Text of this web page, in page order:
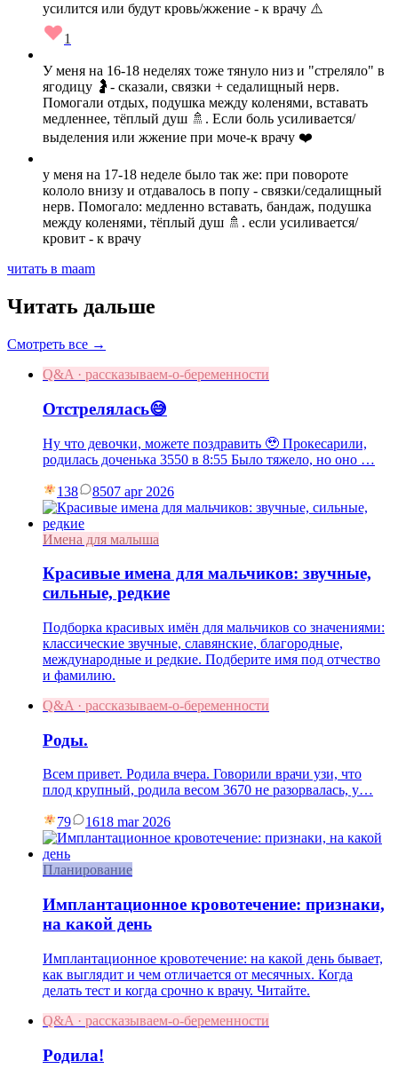
усилится или будут кровь/жжение - к врачу ⚠️
1
У меня на 16-18 неделях тоже тянуло низ и "стреляло" в
ягодицу 🤰- сказали, связки + седалищный нерв.
Помогали отдых, подушка между коленями, вставать
медленнее, тёплый душ 🚿. Если боль усиливается/
выделения или жжение при моче-к врачу ❤️
у меня на 17-18 неделе было так же: при повороте
кололо внизу и отдавалось в попу - связки/седалищный
нерв. Помогало: медленно вставать, бандаж, подушка
между коленями, тёплый душ 🚿. если усиливается/
кровит - к врачу
читать в maam
Читать дальше
Смотреть все →
Q&A · рассказываем-о-беременности
Отстрелялась😅
Ну что девочки, можете поздравить 🥹 Прокесарили,
родилась доченька 3550 в 8:55 Было тяжело, но оно …
138 8507 apr 2026
Имена для малыша
Красивые имена для мальчиков: звучные,
сильные, редкие
Подборка красивых имён для мальчиков со значениями:
классические звучные, славянские, благородные,
международные и редкие. Подберите имя под отчество
и фамилию.
Q&A · рассказываем-о-беременности
Роды.
Всем привет. Родила вчера. Говорили врачи узи, что
плод крупный, родила весом 3670 не разорвалась, у…
79 1618 mar 2026
Планирование
Имплантационное кровотечение: признаки,
на какой день
Имплантационное кровотечение: на какой день бывает,
как выглядит и чем отличается от месячных. Когда
делать тест и когда срочно к врачу. Читайте.
Q&A · рассказываем-о-беременности
Родила!